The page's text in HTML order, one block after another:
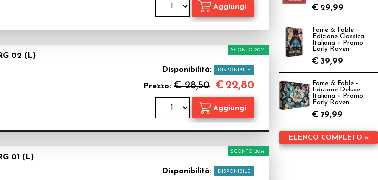
02 (L)
Disponibilità: DISPONIBILE
Prezzo: € 28,50
SCONTO 20%
€ 22,80
01 (L)
Disponibilità: DISPONIBILE
SCONTO 20%
€ 29,99
Fame & Fable -
Edizione Classica
Italiana + Promo
Early Raven
€ 39,99
Fame & Fable -
Edizione Deluxe
Italiana + Promo
Early Raven
€ 79,99
ELENCO COMPLETO »